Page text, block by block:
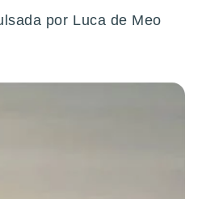
por Luca de Meo